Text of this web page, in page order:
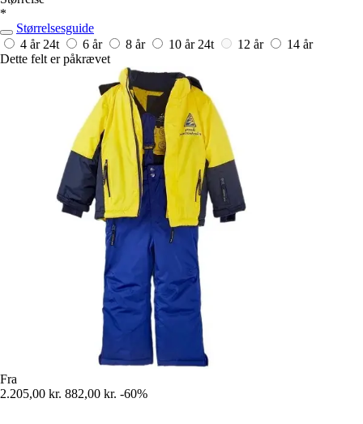
*
Størrelsesguide
4 år 24t 6 år 8 år 10 år 24t 12 år
14 år
Dette felt er påkrævet
Fra
2.205,00 kr. 882,00 kr. -60%